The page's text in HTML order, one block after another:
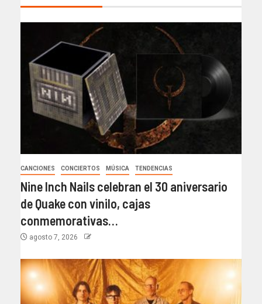
CANCIONES CONCIERTOS MÚSICA TENDENCIAS
Nine Inch Nails celebran el 30 aniversario
de Quake con vinilo, cajas
conmemorativas…
agosto 7, 2026